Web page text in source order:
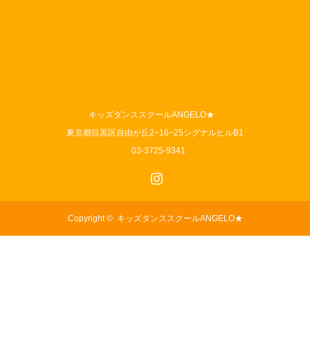
キッズダンススクールANGELO★
東京都目黒区自由が丘2−16−25シグナルヒルB1
03-3725-9341
Copyright © キッズダンススクールANGELO★